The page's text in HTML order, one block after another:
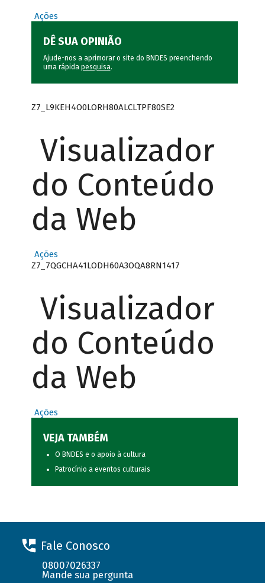
Ações
DÊ SUA OPINIÃO
Ajude-nos a aprimorar o site do BNDES preenchendo
uma rápida pesquisa.
Z7_L9KEH4O0LORH80ALCLTPF80SE2
Visualizador
do Conteúdo
da Web
Ações
Z7_7QGCHA41LODH60A3OQA8RN1417
Visualizador
do Conteúdo
da Web
Ações
VEJA TAMBÉM
O BNDES e o apoio à cultura
Patrocínio a eventos culturais
Fale Conosco
08007026337
Mande sua pergunta